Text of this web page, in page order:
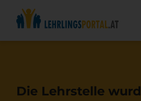
Die Lehrstelle